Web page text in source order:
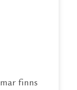
finns